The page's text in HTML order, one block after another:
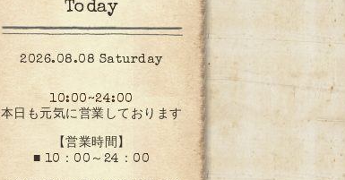
Today
2026.08.08 Saturday
10:00~24:00
本日も元気に営業しております
【営業時間】
■ 10：00～24：00